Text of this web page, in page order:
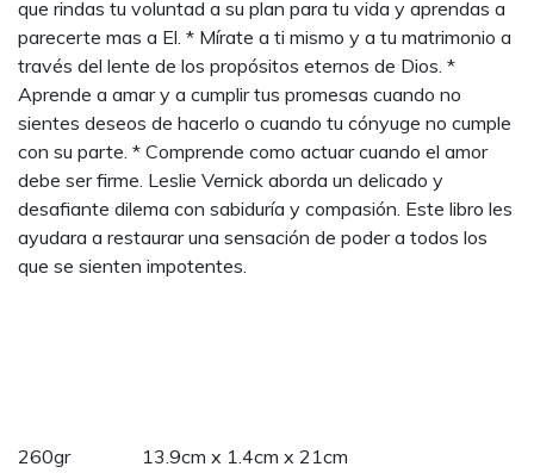
que rindas tu voluntad a su plan para tu vida y aprendas a
parecerte mas a El. * Mírate a ti mismo y a tu matrimonio a
través del lente de los propósitos eternos de Dios. *
Aprende a amar y a cumplir tus promesas cuando no
sientes deseos de hacerlo o cuando tu cónyuge no cumple
con su parte. * Comprende como actuar cuando el amor
debe ser firme. Leslie Vernick aborda un delicado y
desafiante dilema con sabiduría y compasión. Este libro les
ayudara a restaurar una sensación de poder a todos los
que se sienten impotentes.
260gr 13.9cm x 1.4cm x 21cm